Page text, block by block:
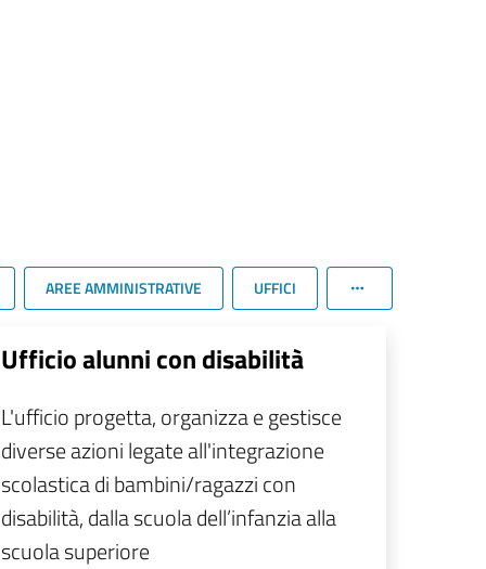
AREE AMMINISTRATIVE UFFICI
Ufficio alunni con disabilità
L'ufficio progetta, organizza e gestisce
diverse azioni legate all'integrazione
scolastica di bambini/ragazzi con
disabilità, dalla scuola dell’infanzia alla
scuola superiore